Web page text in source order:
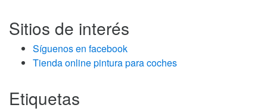
Sitios de interés
Síguenos en facebook
Tienda online pintura para coches
Etiquetas